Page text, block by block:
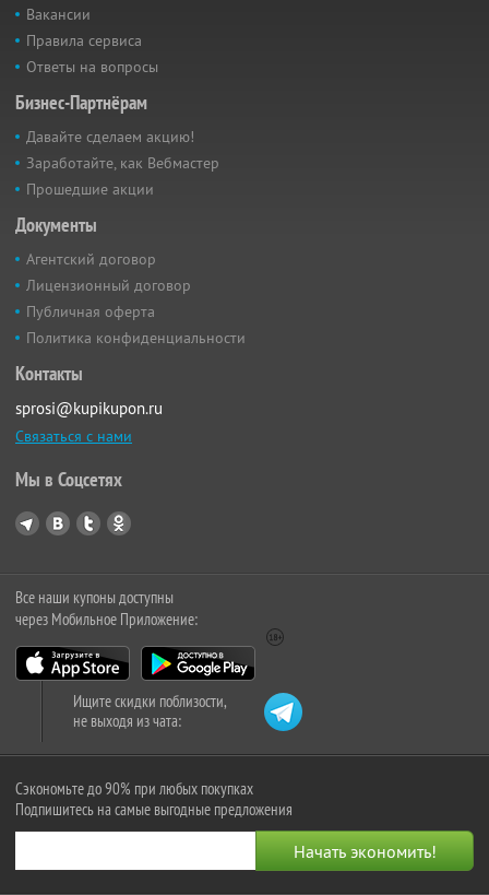
Вакансии
Правила сервиса
Ответы на вопросы
Бизнес-Партнёрам
Давайте сделаем акцию!
Заработайте, как Вебмастер
Прошедшие акции
Документы
Агентский договор
Лицензионный договор
Публичная оферта
Политика конфиденциальности
Контакты
sprosi@kupikupon.ru
Связаться с нами
Мы в Соцсетях
Все наши купоны доступны
через Мобильное Приложение:
Ищите скидки поблизости,
не выходя из чата:
Сэкономьте до 90% при любых покупках
Подпишитесь на самые выгодные предложения